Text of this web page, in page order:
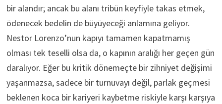
bir alandır; ancak bu alanı tribün keyfiyle takas etmek,
ödenecek bedelin de büyüyeceği anlamına geliyor.
Nestor Lorenzo’nun kapıyı tamamen kapatmamış
olması tek teselli olsa da, o kapının aralığı her geçen gün
daralıyor. Eğer bu kritik dönemeçte bir zihniyet değişimi
yaşanmazsa, sadece bir turnuvayı değil, parlak geçmesi
beklenen koca bir kariyeri kaybetme riskiyle karşı karşıya